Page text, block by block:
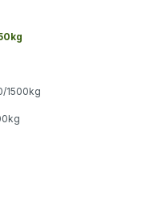
1500kg